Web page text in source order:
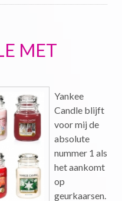
MET
Yankee
Candle blijft
voor mij de
absolute
nummer 1 als
het aankomt
op
geurkaarsen.